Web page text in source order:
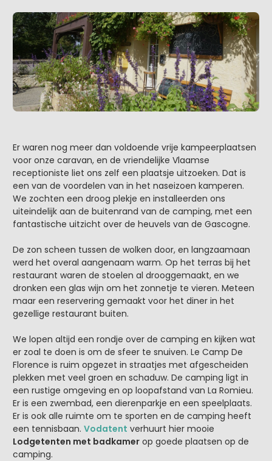
Er waren nog meer dan voldoende vrije kampeerplaatsen
voor onze caravan, en de vriendelijke Vlaamse
receptioniste liet ons zelf een plaatsje uitzoeken. Dat is
een van de voordelen van in het naseizoen kamperen.
We zochten een droog plekje en installeerden ons
uiteindelijk aan de buitenrand van de camping, met een
fantastische uitzicht over de heuvels van de Gascogne.
De zon scheen tussen de wolken door, en langzaamaan
werd het overal aangenaam warm. Op het terras bij het
restaurant waren de stoelen al drooggemaakt, en we
dronken een glas wijn om het zonnetje te vieren. Meteen
maar een reservering gemaakt voor het diner in het
gezellige restaurant buiten.
We lopen altijd een rondje over de camping en kijken wat
er zoal te doen is om de sfeer te snuiven. Le Camp De
Florence is ruim opgezet in straatjes met afgescheiden
plekken met veel groen en schaduw. De camping ligt in
een rustige omgeving en op loopafstand van La Romieu.
Er is een zwembad, een dierenparkje en een speelplaats.
Er is ook alle ruimte om te sporten en de camping heeft
een tennisbaan. Vodatent verhuurt hier mooie
Lodgetenten met badkamer op goede plaatsen op de
camping.